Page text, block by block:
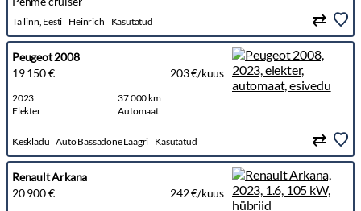
Tallinn, Eesti Heinrich Kasutatud
Peugeot 2008
19 150 €
203 €/kuus
2023
37 000 km
Elekter
Automaat
Keskladu Auto Bassadone Laagri Kasutatud
Renault Arkana
20 900 €
242 €/kuus